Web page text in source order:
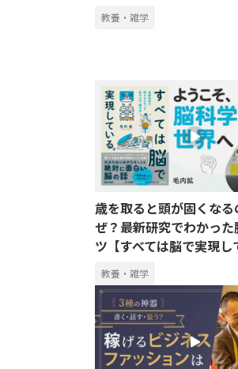
教養・雑学
歳を取ると頭が固くなる
ぜ？最新研究でわかった
ツ【すべては脳で実現し
教養・雑学